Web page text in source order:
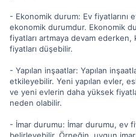
- Ekonomik durum: Ev
ekonomik durumdur. Ekonomik
fiyatları artmaya devam
fiyatları düşebilir.
- Yapılan inşaatlar: Yapılan
etkileyebilir. Yeni yapılan evler,
ve yeni evlerin daha yüksek
neden olabilir.
- İmar durumu: İmar durumu, ev
belirleyebilir. Örneğin, uygun